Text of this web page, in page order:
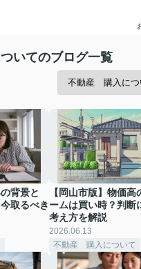
いてのブログ一覧
背景と
取るべき
【岡山市版】物価高
ームは買い時？判断
考え方を解説
2026.06.13
不動産 購入について